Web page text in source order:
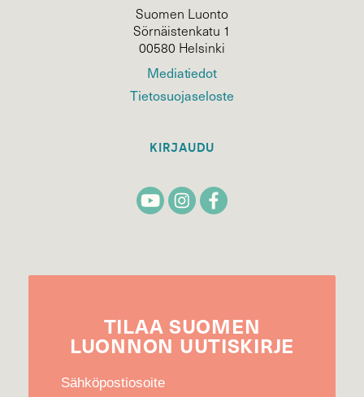
Suomen Luonto
Sörnäistenkatu 1
00580 Helsinki
Mediatiedot
Tietosuojaseloste
KIRJAUDU
TILAA SUOMEN
LUONNON UUTIS­KIRJE
Sähköpostiosoite